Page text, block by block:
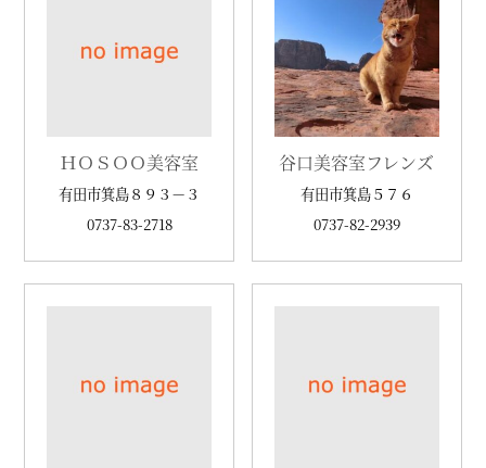
ＨＯＳＯＯ美容室
有田市箕島８９３－３
0737-83-2718
谷口美容室フレンズ
有田市箕島５７６
0737-82-2939